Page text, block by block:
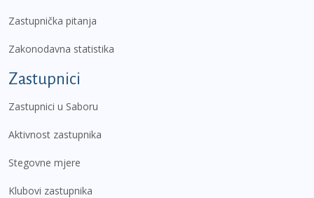
Zastupnička pitanja
Zakonodavna statistika
Zastupnici
Zastupnici u Saboru
Aktivnost zastupnika
Stegovne mjere
Klubovi zastupnika